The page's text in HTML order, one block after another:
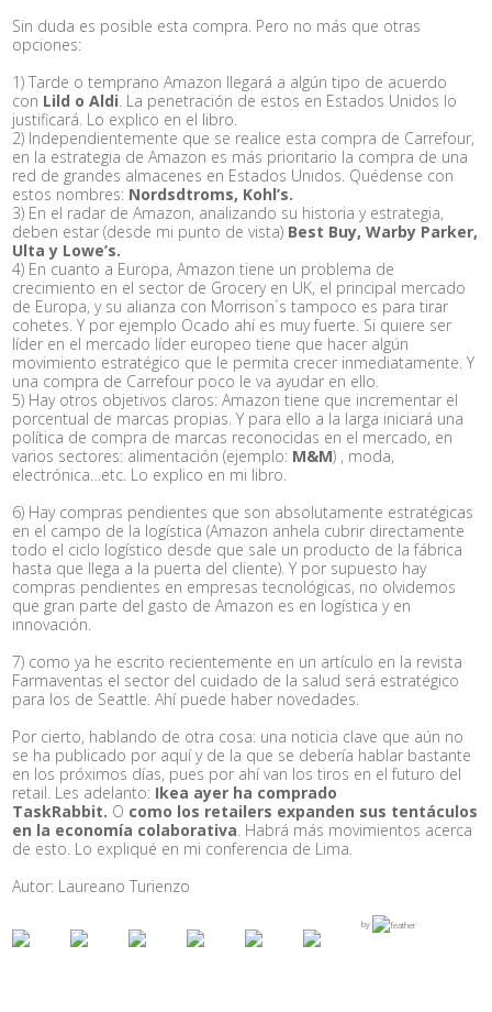
Sin duda es posible esta compra. Pero no más que otras
opciones:
1) Tarde o temprano Amazon llegará a algún tipo de acuerdo
con Lild o Aldi. La penetración de estos en Estados Unidos lo
justificará. Lo explico en el libro.
2) Independientemente que se realice esta compra de Carrefour,
en la estrategia de Amazon es más prioritario la compra de una
red de grandes almacenes en Estados Unidos. Quédense con
estos nombres: Nordsdtroms, Kohl’s.
3) En el radar de Amazon, analizando su historia y estrategia,
deben estar (desde mi punto de vista) Best Buy, Warby Parker,
Ulta y Lowe’s.
4) En cuanto a Europa, Amazon tiene un problema de
crecimiento en el sector de Grocery en UK, el principal mercado
de Europa, y su alianza con Morrison´s tampoco es para tirar
cohetes. Y por ejemplo Ocado ahí es muy fuerte. Si quiere ser
líder en el mercado líder europeo tiene que hacer algún
movimiento estratégico que le permita crecer inmediatamente. Y
una compra de Carrefour poco le va ayudar en ello.
5) Hay otros objetivos claros: Amazon tiene que incrementar el
porcentual de marcas propias. Y para ello a la larga iniciará una
política de compra de marcas reconocidas en el mercado, en
varios sectores: alimentación (ejemplo: M&M) , moda,
electrónica…etc. Lo explico en mi libro.
6) Hay compras pendientes que son absolutamente estratégicas
en el campo de la logística (Amazon anhela cubrir directamente
todo el ciclo logístico desde que sale un producto de la fábrica
hasta que llega a la puerta del cliente). Y por supuesto hay
compras pendientes en empresas tecnológicas, no olvidemos
que gran parte del gasto de Amazon es en logística y en
innovación.
7) como ya he escrito recientemente en un artículo en la revista
Farmaventas el sector del cuidado de la salud será estratégico
para los de Seattle. Ahí puede haber novedades.
Por cierto, hablando de otra cosa: una noticia clave que aún no
se ha publicado por aquí y de la que se debería hablar bastante
en los próximos días, pues por ahí van los tiros en el futuro del
retail. Les adelanto: Ikea ayer ha comprado
TaskRabbit. O como los retailers expanden sus tentáculos
en la economía colaborativa. Habrá más movimientos acerca
de esto. Lo expliqué en mi conferencia de Lima.
Autor: Laureano Turienzo
by